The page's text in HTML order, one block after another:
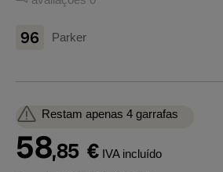
96 Parker
Restam apenas 4 garrafas
58,85 € IVA incluído